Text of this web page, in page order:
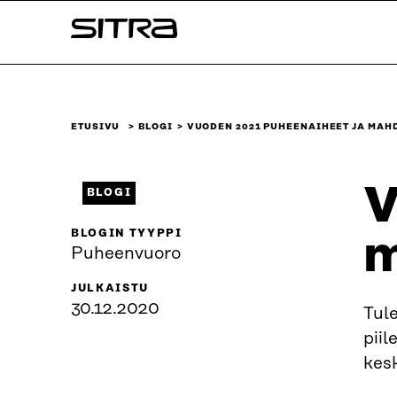
sisältöön
Sitra
ETUSIVU BLOGI VUODEN 2021 PUHEENAIHEET JA
BLOGI
BLOGIN TYYPPI
Puheenvuoro
JULKAISTU
30.12.2020